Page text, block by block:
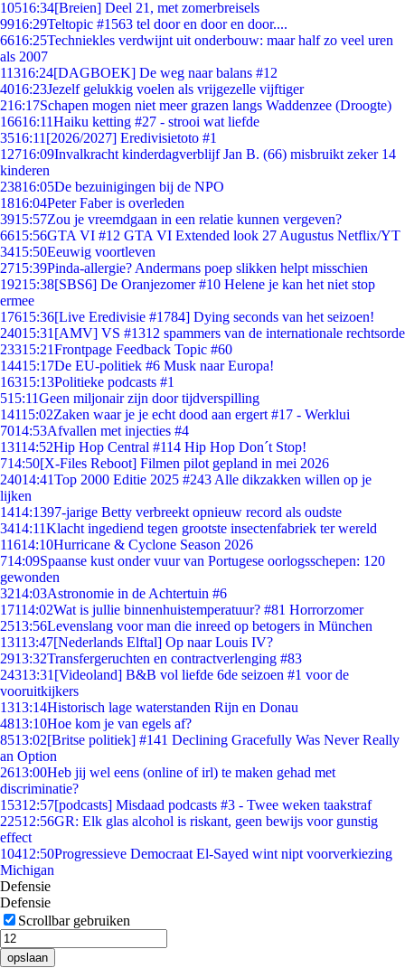
10516:34[Breien] Deel 21, met zomerbreisels
9916:29Teltopic #1563 tel door en door en door....
6616:25Techniekles verdwijnt uit onderbouw: maar half zo veel uren
als 2007
11316:24[DAGBOEK] De weg naar balans #12
4016:23Jezelf gelukkig voelen als vrijgezelle vijftiger
216:17Schapen mogen niet meer grazen langs Waddenzee (Droogte)
16616:11Haiku ketting #27 - strooi wat liefde
3516:11 [2026/2027] Eredivisietoto #1
12716:09Invalkracht kinderdagverblijf Jan B. (66) misbruikt zeker 14
kinderen
23816:05De bezuinigingen bij de NPO
1816:04Peter Faber is overleden
3915:57Zou je vreemdgaan in een relatie kunnen vergeven?
6615:56GTA VI #12 GTA VI Extended look 27 Augustus Netflix/YT
3415:50Eeuwig voortleven
2715:39Pinda-allergie? Andermans poep slikken helpt misschien
19215:38[SBS6] De Oranjezomer #10 Helene je kan het niet stop
ermee
17615:36[Live Eredivisie #1784] Dying seconds van het seizoen!
24015:31 [AMV] VS #1312 spammers van de internationale rechtsorde
23315:21Frontpage Feedback Topic #60
14415:17De EU-politiek #6 Musk naar Europa!
16315:13Politieke podcasts #1
515:11Geen miljonair zijn door tijdverspilling
14115:02Zaken waar je je echt dood aan ergert #17 - Werklui
7014:53Afvallen met injecties #4
13114:52Hip Hop Central #114 Hip Hop Don´t Stop!
714:50[X-Files Reboot] Filmen pilot gepland in mei 2026
24014:41Top 2000 Editie 2025 #243 Alle dikzakken willen op je
lijken
1414:1397-jarige Betty verbreekt opnieuw record als oudste
3414:11Klacht ingediend tegen grootste insectenfabriek ter wereld
11614:10Hurricane & Cyclone Season 2026
714:09Spaanse kust onder vuur van Portugese oorlogsschepen: 120
gewonden
3214:03Astronomie in de Achtertuin #6
17114:02Wat is jullie binnenhuistemperatuur? #81 Horrorzomer
2513:56Levenslang voor man die inreed op betogers in München
13113:47[Nederlands Elftal] Op naar Louis IV?
2913:32Transfergeruchten en contractverlenging #83
24313:31 [Videoland] B&B vol liefde 6de seizoen #1 voor de
vooruitkijkers
1313:14Historisch lage waterstanden Rijn en Donau
4813:10Hoe kom je van egels af?
8513:02[Britse politiek] #141 Declining Gracefully Was Never Really
an Option
2613:00Heb jij wel eens (online of irl) te maken gehad met
discriminatie?
15312:57[podcasts] Misdaad podcasts #3 - Twee weken taakstraf
22512:56GR: Elk glas alcohol is riskant, geen bewijs voor gunstig
effect
10412:50Progressieve Democraat El-Sayed wint nipt voorverkiezing
Michigan
Defensie
Defensie
Scrollbar gebruiken
opslaan